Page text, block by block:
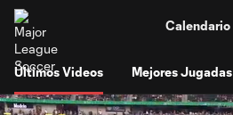
Calendario
Últimos Videos Mejores Jugadas